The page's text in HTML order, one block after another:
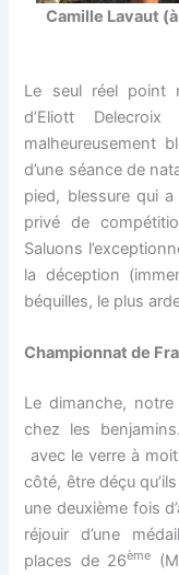
Camille Lavaut
Le seul réel point
d’Eliott Delecroix
malheureusement
d’une séance de
pied, blessure qui
privé de
Saluons
la déception
béquilles, le plus
Championnat de
Le dimanche,
chez les
avec le verre à
côté, être déçu
une deuxième fois
réjouir d’une
places de 26ème